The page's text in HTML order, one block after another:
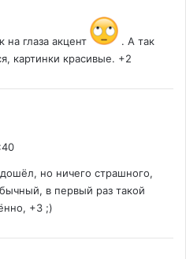
на глаза акцент
. А так
картинки красивые. +2
но ничего страшного,
в первый раз такой
+3 ;)